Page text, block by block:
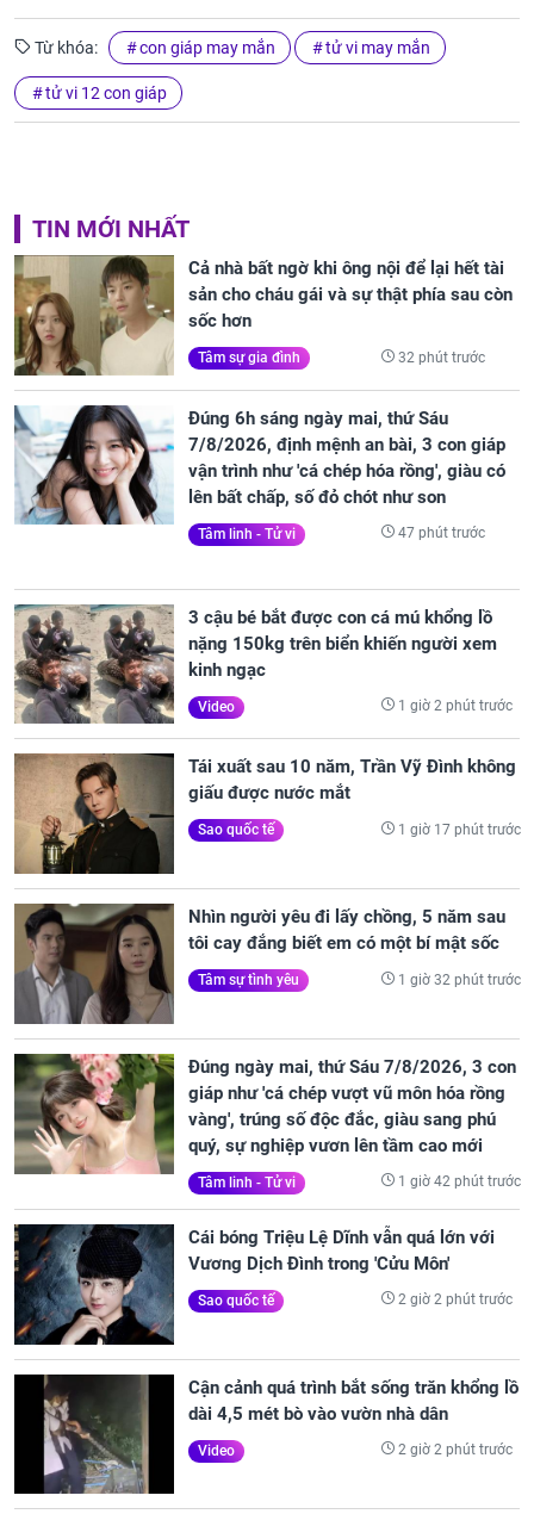
Từ khóa: con giáp may mắn tử vi may mắn
tử vi 12 con giáp
TIN MỚI NHẤT
Cả nhà bất ngờ khi ông nội để lại hết tài
sản cho cháu gái và sự thật phía sau còn
sốc hơn
Tâm sự gia đình 32 phút trước
Đúng 6h sáng ngày mai, thứ Sáu
7/8/2026, định mệnh an bài, 3 con giáp
vận trình như 'cá chép hóa rồng', giàu có
lên bất chấp, số đỏ chót như son
Tâm linh - Tử vi 47 phút trước
3 cậu bé bắt được con cá mú khổng lồ
nặng 150kg trên biển khiến người xem
kinh ngạc
Video 1 giờ 2 phút trước
Tái xuất sau 10 năm, Trần Vỹ Đình không
giấu được nước mắt
Sao quốc tế 1 giờ 17 phút trước
Nhìn người yêu đi lấy chồng, 5 năm sau
tôi cay đắng biết em có một bí mật sốc
Tâm sự tình yêu 1 giờ 32 phút trước
Đúng ngày mai, thứ Sáu 7/8/2026, 3 con
giáp như 'cá chép vượt vũ môn hóa rồng
vàng', trúng số độc đắc, giàu sang phú
quý, sự nghiệp vươn lên tầm cao mới
Tâm linh - Tử vi 1 giờ 42 phút trước
Cái bóng Triệu Lệ Dĩnh vẫn quá lớn với
Vương Dịch Đình trong 'Cửu Môn'
Sao quốc tế 2 giờ 2 phút trước
Cận cảnh quá trình bắt sống trăn khổng lồ
dài 4,5 mét bò vào vườn nhà dân
Video 2 giờ 2 phút trước